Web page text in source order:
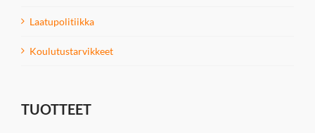
Laatupolitiikka
Koulutustarvikkeet
TUOTTEET